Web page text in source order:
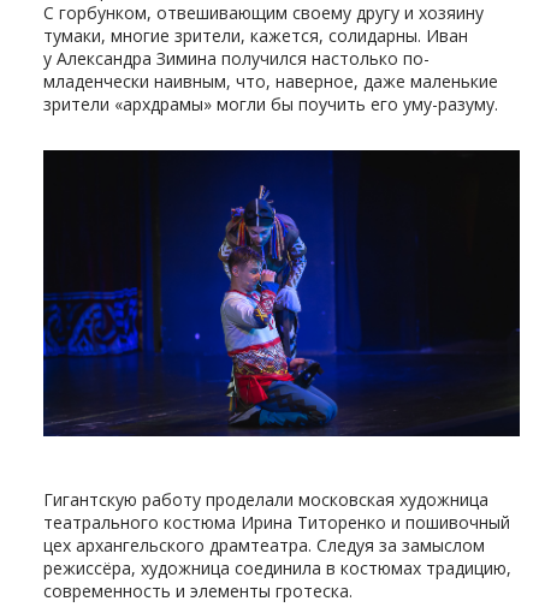
С горбунком, отвешивающим своему другу и хозяину
тумаки, многие зрители, кажется, солидарны. Иван
у Александра Зимина получился настолько по-
младенчески наивным, что, наверное, даже маленькие
зрители «архдрамы» могли бы поучить его уму-разуму.
Гигантскую работу проделали московская художница
театрального костюма Ирина Титоренко и пошивочный
цех архангельского драмтеатра. Следуя за замыслом
режиссёра, художница соединила в костюмах традицию,
современность и элементы гротеска.